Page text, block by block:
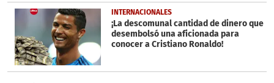
INTERNACIONALES
¡La descomunal cantidad de dinero que
desembolsó una aficionada para
conocer a Cristiano Ronaldo!